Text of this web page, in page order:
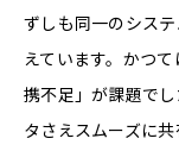
ずしも同一のシス
えています。かつ
携不足」が課題で
タさえスムーズに